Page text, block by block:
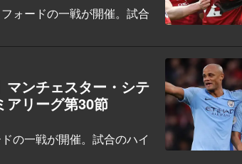
ォードの一戦が開催。試合
マンチェスター・シテ
アリーグ第30節
の一戦が開催。試合のハイ